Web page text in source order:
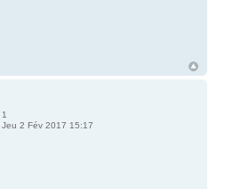
1
Jeu 2 Fév 2017 15:17